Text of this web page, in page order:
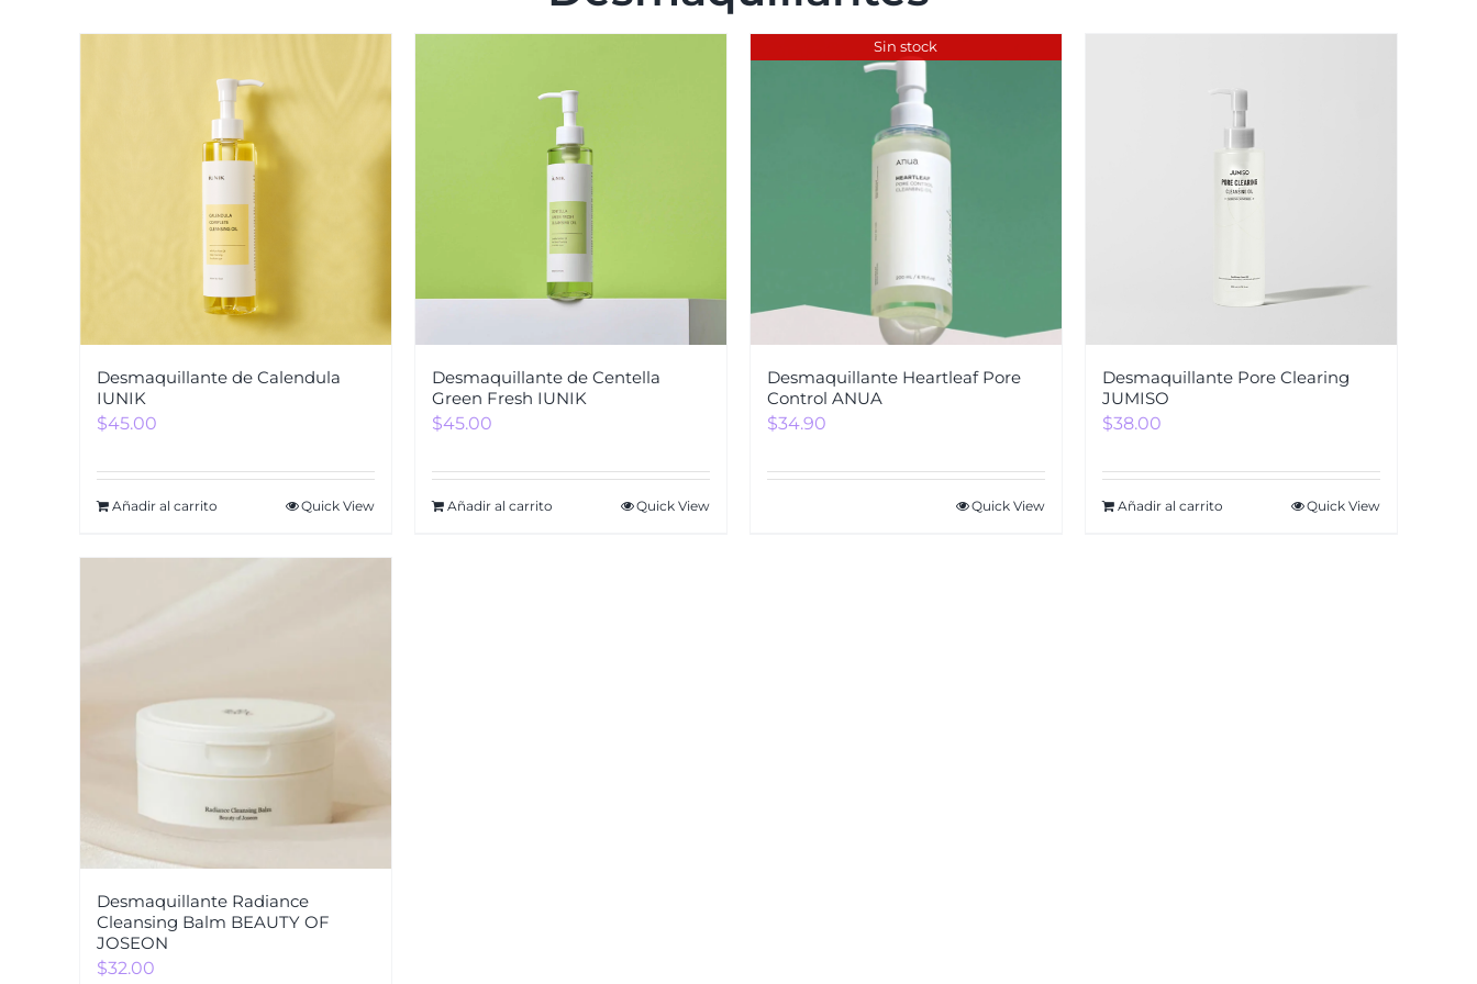
Desmaquillante de Calendula
IUNIK
$45.00
Añadir al carrito Quick View
Desmaquillante de Centella
Green Fresh IUNIK
$45.00
Añadir al carrito Quick View
Sin stock
Desmaquillante Heartleaf Pore
Control ANUA
$34.90
Quick View
Desmaquillante Pore Clearing
JUMISO
$38.00
Añadir al carrito Quick View
Desmaquillante Radiance
Cleansing Balm BEAUTY OF
JOSEON
$32.00